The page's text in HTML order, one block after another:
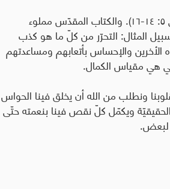
"ليرَوا أعمالكم الصالحة فيمجّدوا أباكم الذي في السماوات" (متى ٥: ١٤-١٦). والكتاب المقدّس مملوء
سبيل المثال: التحرّر من كلّ ما هو كذب
الأخرين والإحساس بأتعابهم ومساعدتهم
هي مقياس الكمال.
ونطلب من الله أن يخلق فينا الحواس
الحقيقيّة ويكمّل كلّ نقص فينا بنعمته حتّى
لبعض.